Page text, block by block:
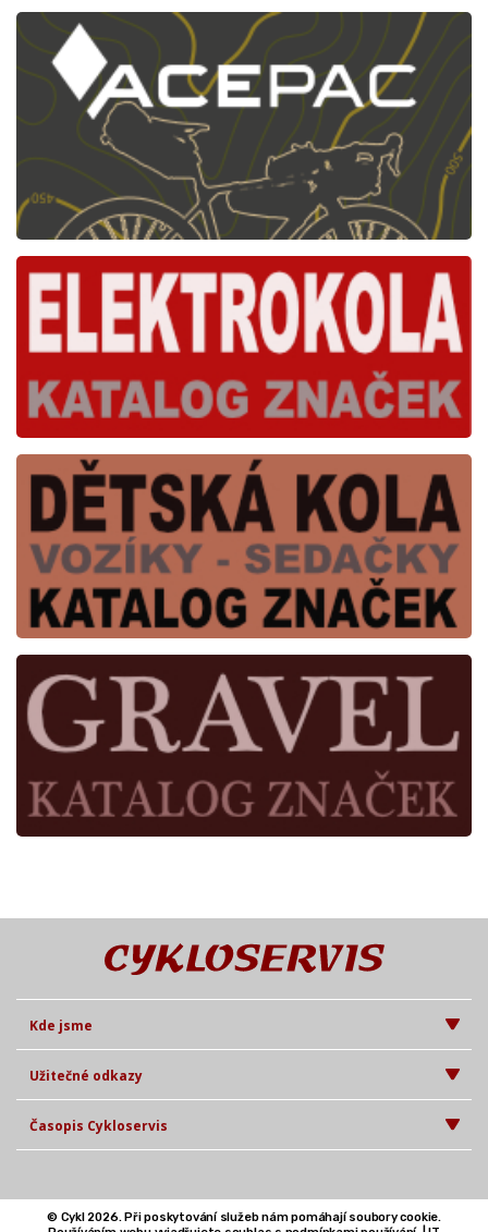
Kde jsme
Užitečné odkazy
Časopis Cykloservis
© Cykl 2026. Při poskytování služeb nám pomáhají soubory cookie.